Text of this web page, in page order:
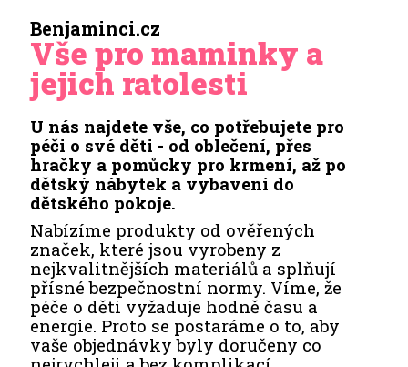
Benjaminci.cz
Vše pro maminky a
jejich ratolesti
U nás najdete vše, co potřebujete pro
péči o své děti - od oblečení, přes
hračky a pomůcky pro krmení, až po
dětský nábytek a vybavení do
dětského pokoje.
Nabízíme produkty od ověřených
značek, které jsou vyrobeny z
nejkvalitnějších materiálů a splňují
přísné bezpečnostní normy. Víme, že
péče o děti vyžaduje hodně času a
energie. Proto se postaráme o to, aby
vaše objednávky byly doručeny co